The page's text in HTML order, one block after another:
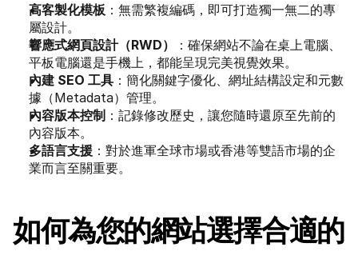
高客製化模板 ：無需繁複編碼，即可打造獨一無二的專
屬設計。
響應式網頁設計（RWD）
：確保網站不論在桌上電腦、
平板電腦還是手機上，都能呈現完美視覺效果。
內建 SEO 工具 ：簡化關鍵字優化、網址結構設定和元數
據（Metadata）管理。
內容版本控制 ：記錄修改歷史，讓您隨時還原至先前的
內容版本。
多語言支援 ：對於進軍全球市場或香港等雙語市場的企
業而言至關重要。
如何為您的網站選擇合適的